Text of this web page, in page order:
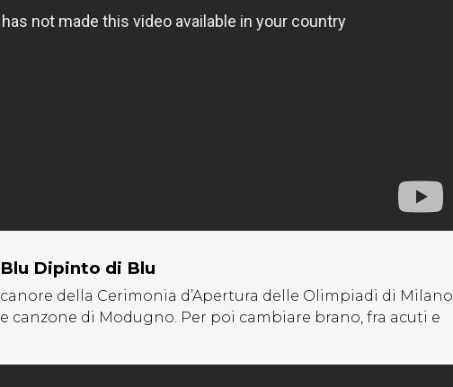
Dipinto di Blu
della Cerimonia d’Apertura delle Olimpiadi di Milano
canzone di Modugno. Per poi cambiare brano, fra acuti e